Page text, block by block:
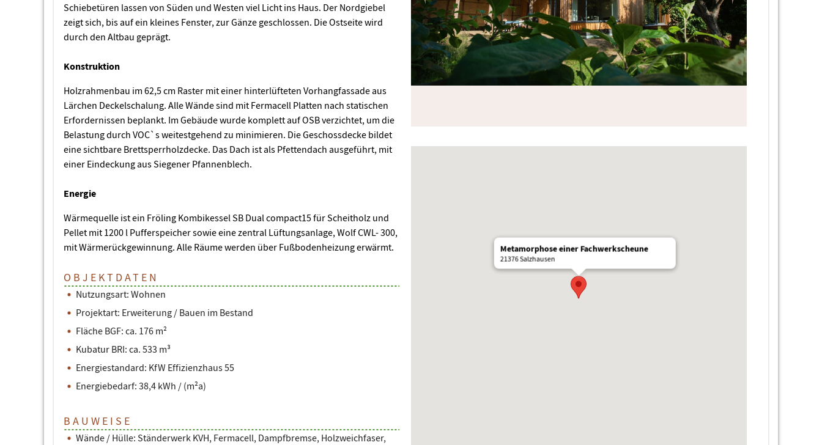
Schiebetüren lassen von Süden und Westen viel Licht ins Haus. Der Nordgiebel
zeigt sich, bis auf ein kleines Fenster, zur Gänze geschlossen. Die Ostseite wird
durch den Altbau geprägt.
Konstruktion
Holzrahmenbau im 62,5 cm Raster mit einer hinterlüfteten Vorhangfassade aus
Lärchen Deckelschalung. Alle Wände sind mit Fermacell Platten nach statischen
Erfordernissen beplankt. Im Gebäude wurde komplett auf OSB verzichtet, um die
Belastung durch VOC`s weitestgehend zu minimieren. Die Geschossdecke bildet
eine sichtbare Brettsperrholzdecke. Das Dach ist als Pfettendach ausgeführt, mit
einer Eindeckung aus Siegener Pfannenblech.
Energie
Wärmequelle ist ein Fröling Kombikessel SB Dual compact15 für Scheitholz und
Pellet mit 1200 l Pufferspeicher sowie eine zentral Lüftungsanlage, Wolf CWL- 300,
mit Wärmerückgewinnung. Alle Räume werden über Fußbodenheizung erwärmt.
OBJEKTDATEN
Nutzungsart: Wohnen
Projektart: Erweiterung / Bauen im Bestand
Fläche BGF: ca. 176 m²
Kubatur BRI: ca. 533 m³
Energiestandard: KfW Effizienzhaus 55
Energiebedarf: 38,4 kWh / (m²a)
BAUWEISE
Wände / Hülle: Ständerwerk KVH, Fermacell, Dampfbremse, Holzweichfaser,
Metamorphose einer Fachwerkscheune
21376 Salzhausen